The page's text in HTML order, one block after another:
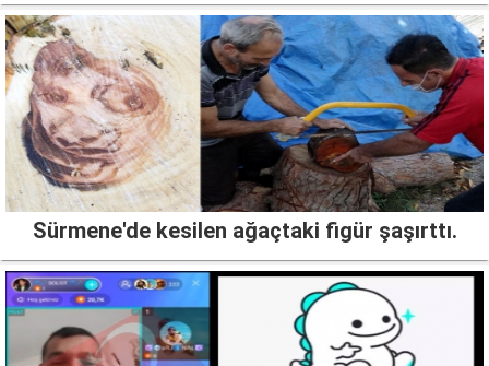
Sürmene'de kesilen ağaçtaki figür şaşırttı.